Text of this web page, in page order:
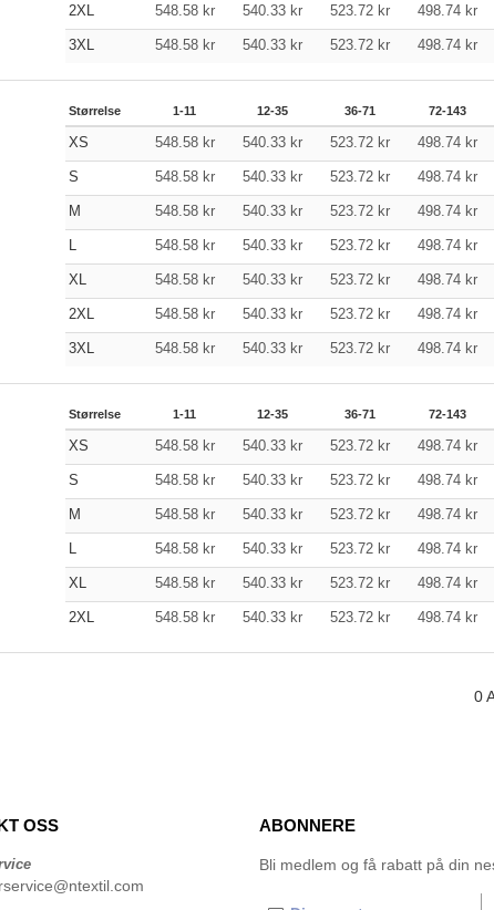
2XL 548.58 kr 540.33 kr 523.72 kr 498.74 kr
3XL 548.58 kr 540.33 kr 523.72 kr 498.74 kr
Størrelse 1-11 12-35 36-71 72-143
XS 548.58 kr 540.33 kr 523.72 kr 498.74 kr
S 548.58 kr 540.33 kr 523.72 kr 498.74 kr
M 548.58 kr 540.33 kr 523.72 kr 498.74 kr
548.58 kr 540.33 kr 523.72 kr 498.74 kr
XL 548.58 kr 540.33 kr 523.72 kr 498.74 kr
2XL 548.58 kr 540.33 kr 523.72 kr 498.74 kr
3XL 548.58 kr 540.33 kr 523.72 kr 498.74 kr
Størrelse 1-11 12-35 36-71 72-143
XS 548.58 kr 540.33 kr 523.72 kr 498.74 kr
S 548.58 kr 540.33 kr 523.72 kr 498.74 kr
M 548.58 kr 540.33 kr 523.72 kr 498.74 kr
548.58 kr 540.33 kr 523.72 kr 498.74 kr
XL 548.58 kr 540.33 kr 523.72 kr 498.74 kr
2XL 548.58 kr 540.33 kr 523.72 kr 498.74 kr
0
OSS ABONNERE
Bli medlem og få rabatt på din